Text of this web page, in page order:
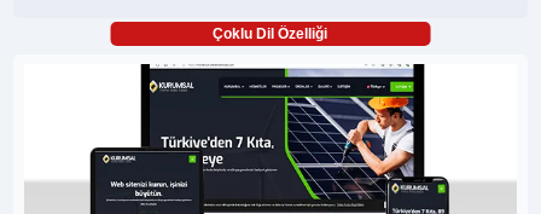
Çoklu Dil Özelliği